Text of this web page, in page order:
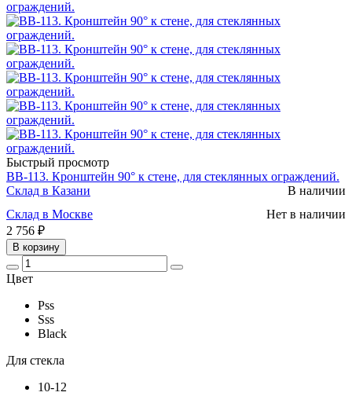
Быстрый просмотр
BB-113. Кронштейн 90° к стене, для стеклянных ограждений.
Склад в Казани
В наличии
Склад в Москве
Нет в наличии
2 756 ₽
В корзину
Цвет
Pss
Sss
Black
Для стекла
10-12